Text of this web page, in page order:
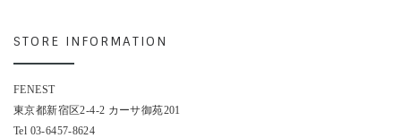
STORE INFORMATION
FENEST
東京都新宿区2-4-2 カーサ御苑201
Tel 03-6457-8624